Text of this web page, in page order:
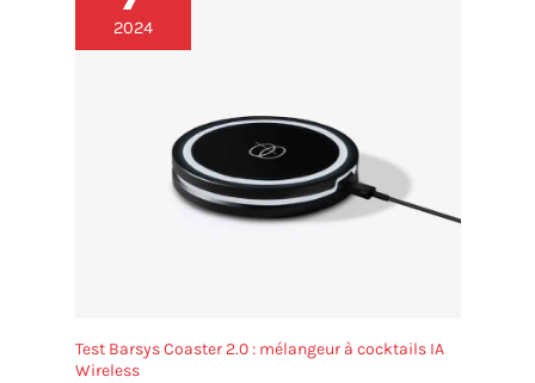
d'une fête ou au bar. Il répondra à tous vos besoins.
Que vous soyez un barman professionnel ou un
fanatique de boissons à la maison. Commandez-le,
2024
Test Barsys Coaster 2.0 : mélangeur à cocktails IA
Wireless